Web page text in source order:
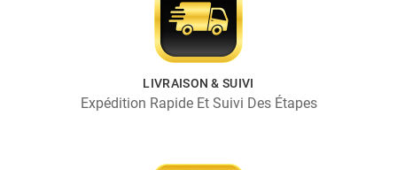
LIVRAISON & SUIVI
Expédition Rapide Et Suivi Des Étapes